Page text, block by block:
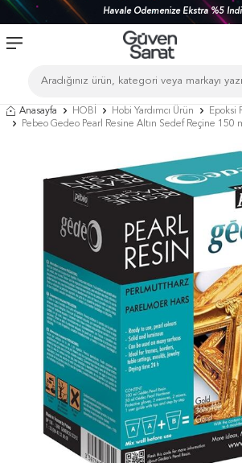
Havale Ödemenize Ekstra %5
Anasayfa HOBİ Hobi Yardımcı Ürün
Epoksi
Pebeo Gedeo Pearl Resine Altın Sedef Reçine 150